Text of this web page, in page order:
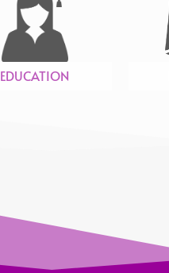
EDUCATION